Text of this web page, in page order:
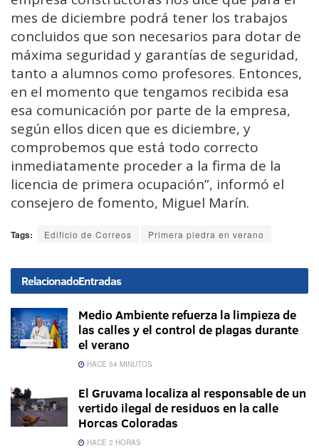
mes de diciembre podrá tener los trabajos
concluidos que son necesarios para dotar de
máxima seguridad y garantías de seguridad,
tanto a alumnos como profesores. Entonces,
en el momento que tengamos recibida esa
esa comunicación por parte de la empresa,
según ellos dicen que es diciembre, y
comprobemos que está todo correcto
inmediatamente proceder a la firma de la
licencia de primera ocupación”, informó el
consejero de fomento, Miguel Marín.
Tags: Edificio de Correos Primera piedra en verano
RelacionadoEntradas
Medio Ambiente refuerza la limpieza de
las calles y el control de plagas durante
el verano
HACE 54 MINUTOS
El Gruvama localiza al responsable de un
vertido ilegal de residuos en la calle
Horcas Coloradas
HACE 2 HORAS